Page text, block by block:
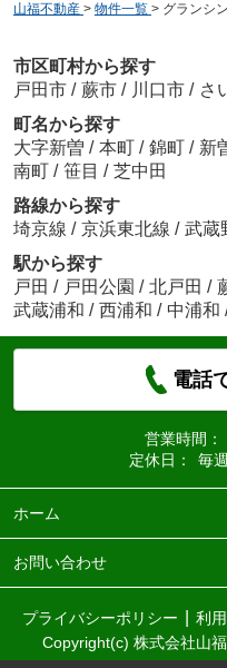
山福不動産 > 物件一覧 > グランシ
市区町村から探す
戸田市 / 蕨市 / 川口市 / さ
町名から探す
大字新曽 / 本町 / 錦町 / 新
南町 / 笹目 / 芝中田
路線から探す
埼京線 / 京浜東北線 / 武蔵
駅から探す
戸田 / 戸田公園 / 北戸田 /
武蔵浦和 / 西浦和 / 中浦和
電話
営業時間：
定休日：
毎
ホーム
お問い合わせ
プライバシーポリシー 利
Copyright(c) 株式会社山